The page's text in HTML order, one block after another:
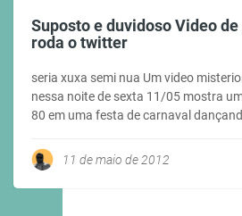
Suposto e duvidoso Video
roda o twitter
seria xuxa semi nua Um video
nessa noite de sexta 11/05 mostra
80 em uma festa de carnaval
11 de maio de 2012